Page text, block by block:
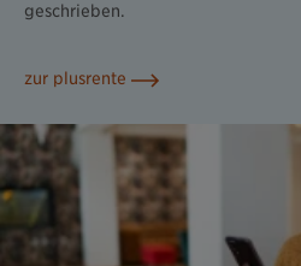
geschrieben.
zur plusrente